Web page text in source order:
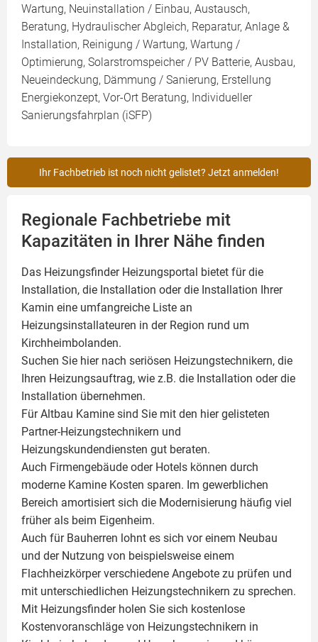
Wartung, Neuinstallation / Einbau, Austausch,
Beratung, Hydraulischer Abgleich, Reparatur, Anlage &
Installation, Reinigung / Wartung, Wartung /
Optimierung, Solarstromspeicher / PV Batterie, Ausbau,
Neueindeckung, Dämmung / Sanierung, Erstellung
Energiekonzept, Vor-Ort Beratung, Individueller
Sanierungsfahrplan (iSFP)
Ihr Fachbetrieb ist noch nicht gelistet? Jetzt anmelden!
Regionale Fachbetriebe mit
Kapazitäten in Ihrer Nähe finden
Das Heizungsfinder Heizungsportal bietet für die
Installation, die Installation oder die Installation Ihrer
Kamin eine umfangreiche Liste an
Heizungsinstallateuren in der Region rund um
Kirchheimbolanden.
Suchen Sie hier nach seriösen Heizungstechnikern, die
Ihren Heizungsauftrag, wie z.B. die Installation oder die
Installation übernehmen.
Für Altbau Kamine sind Sie mit den hier gelisteten
Partner-Heizungstechnikern und
Heizungskundendiensten gut beraten.
Auch Firmengebäude oder Hotels können durch
moderne Kamine Kosten sparen. Im gewerblichen
Bereich amortisiert sich die Modernisierung häufig viel
früher als beim Eigenheim.
Auch für Bauherren lohnt es sich vor einem Neubau
und der Nutzung von beispielsweise einem
Flachheizkörperverschiedene Angebote zu prüfen und
mit unterschiedlichen Heizungstechnikern zu sprechen.
Mit Heizungsfinder holen Sie sich kostenlose
Kostenvoranschläge von Heizungstechnikern in